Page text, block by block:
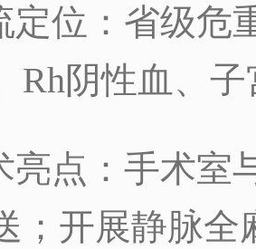
定位：省级危
Rh阴性血、
亮点：手术室
；开展静脉全